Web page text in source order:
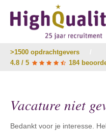
>1500 opdrachtgevers
4.8 / 5
184
Vacature niet
Bedankt voor je interesse.